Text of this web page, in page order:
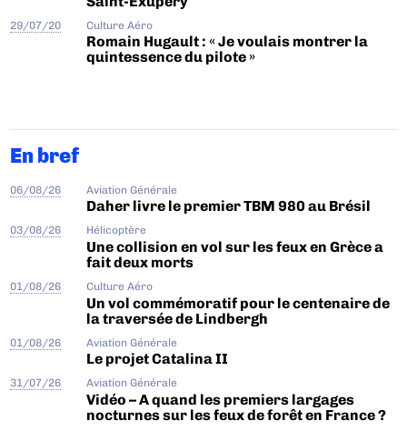
29/07/20 Culture Aéro
Romain Hugault : « Je voulais montrer la
quintessence du pilote »
En bref
06/08/26 Aviation Générale
Daher livre le premier TBM 980 au Brésil
03/08/26 Hélicoptère
Une collision en vol sur les feux en Grèce a
fait deux morts
01/08/26 Culture Aéro
Un vol commémoratif pour le centenaire de
la traversée de Lindbergh
01/08/26 Aviation Générale
Le projet Catalina II
31/07/26 Aviation Générale
Vidéo – A quand les premiers largages
nocturnes sur les feux de forêt en France ?